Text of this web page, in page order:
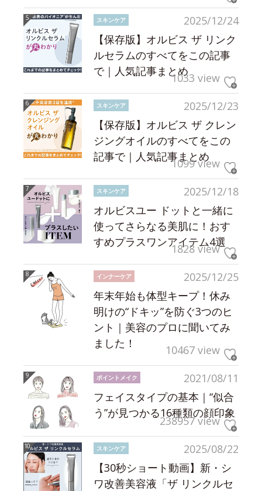
2025/12/24
スキンケア
【保存版】オルビス ザ リンク
ルセラムのすべてをこの記事
で｜人気記事まとめ1033 view
2025/12/23
スキンケア
【保存版】オルビス ザ クレン
ジングオイルのすべてをこの
記事で｜人気記事まとめ
1099 view
2025/12/18
スキンケア
オルビスユー ドットと一緒に
使ってさらなる美肌に！おす
すめプラスワンアイテム4選
1828 view
2025/12/25
インナーケア
年末年始も体型キープ！休み
明けの“ドキッ”を防ぐ3つのヒ
ント｜美容のプロに聞いてみ
ました！
10467 view
2021/08/11
ポイントメイク
フェイスタイプの基本｜“似合
う”が見つかる16種類の顔印象
238957 view
2025/08/22
スキンケア
【30秒ショート動画】新・シ
ワ改善美容液「ザ リンクルセ